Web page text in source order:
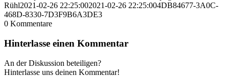
Rühl2021-02-26 22:25:002021-02-26 22:25:004DB84677-3A0C-
468D-8330-7D3F9B6A3DE3
0 Kommentare
Hinterlasse einen Kommentar
An der Diskussion beteiligen?
Hinterlasse uns deinen Kommentar!